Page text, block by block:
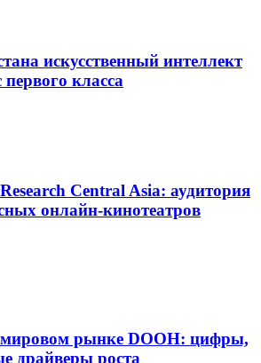
искусственный интеллект
класса
Central Asia: аудитория
онлайн-кинотеатров
мировом рынке DOOH: цифры,
драйверы роста